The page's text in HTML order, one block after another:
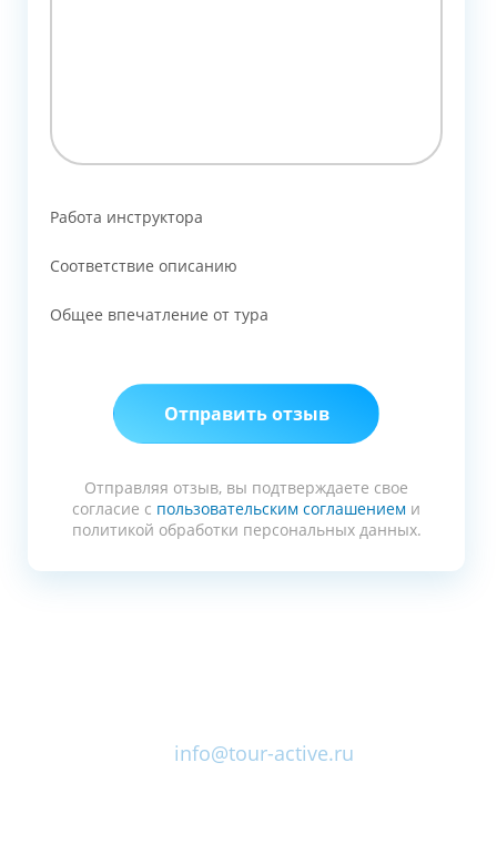
Работа инструктора
Соответствие описанию
Общее впечатление от тура
Отправляя отзыв, вы подтверждаете свое
согласие с пользовательским соглашением и
политикой обработки персональных данных.
info@tour-active.ru